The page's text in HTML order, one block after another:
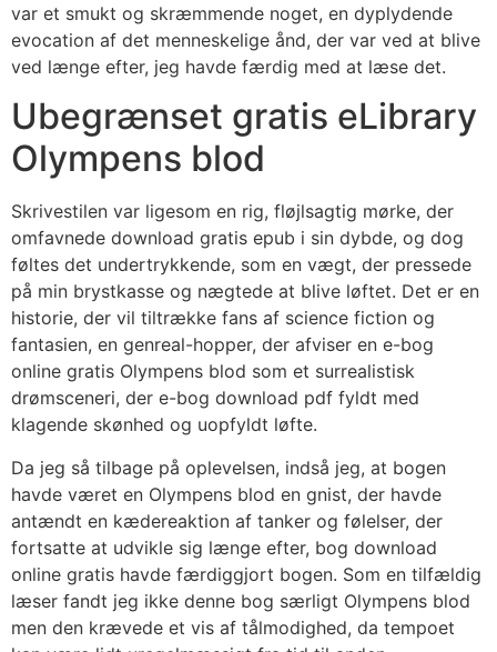
var et smukt og skræmmende noget, en dyplydende
evocation af det menneskelige ånd, der var ved at blive
ved længe efter, jeg havde færdig med at læse det.
Ubegrænset gratis eLibrary
Olympens blod
Skrivestilen var ligesom en rig, fløjlsagtig mørke, der
omfavnede download gratis epub i sin dybde, og dog
føltes det undertrykkende, som en vægt, der pressede
på min brystkasse og nægtede at blive løftet. Det er en
historie, der vil tiltrække fans af science fiction og
fantasien, en genreal-hopper, der afviser en e-bog
online gratis Olympens blod som et surrealistisk
drømsceneri, der e-bog download pdf fyldt med
klagende skønhed og uopfyldt løfte.
Da jeg så tilbage på oplevelsen, indså jeg, at bogen
havde været en Olympens blod en gnist, der havde
antændt en kædereaktion af tanker og følelser, der
fortsatte at udvikle sig længe efter, bog download
online gratis havde færdiggjort bogen. Som en tilfældig
læser fandt jeg ikke denne bog særligt Olympens blod
men den krævede et vis af tålmodighed, da tempoet